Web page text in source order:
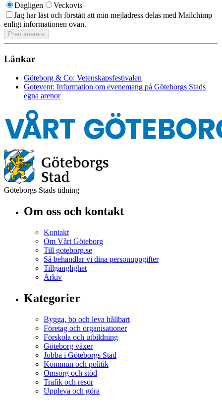
Dagligen
Veckovis
Jag har läst och förstått att min mejladress delas med Mailchimp
enligt informationen ovan.
Länkar
Göteborg & Co: Vetenskapsfestivalen
Gotevent: Information om evenemang på Göteborgs Stads
egna arenor
Göteborgs Stads tidning
Om oss och kontakt
Kontakt
Om Vårt Göteborg
Till goteborg.se
Så behandlar vi dina personuppgifter
Tillgänglighet
Arkiv
Kategorier
Bygga, bo och leva hållbart
Företag och organisationer
Förskola och utbildning
Göteborg växer
Jobba i Göteborgs Stad
Kommun och politik
Omsorg och stöd
Trafik och resor
Uppleva och göra